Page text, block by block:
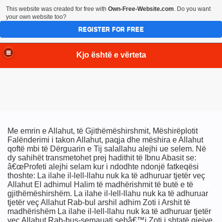
Kjo është e vërteta
Me emrin e Allahut, të Gjithëmëshirshmit, Mëshirëplotit
Falënderimi i takon Allahut, paqja dhe mëshira e Allahut
qoftë mbi të Dërguarin e Tij salallahu alejhi ue selem. Në
dy sahihët transmetohet prej hadithit të Ibnu Abasit se:
â€œProfeti alejhi selam kur i ndodhte ndonjë fatkeqësi
thoshte: La ilahe il-lell-llahu nuk ka të adhuruar tjetër veç
Allahut El adhimul Halim të madhërishmit të butë e të
gjithëmëshirshëm. La ilahe il-lell-llahu nuk ka të adhuruar
tjetër veç Allahut Rab-bul arshil adhim Zoti i Arshit të
madhërishëm La ilahe il-lell-llahu nuk ka të adhuruar tjetër
veç Allahut Rab-bus-semauati sebâ€™i Zoti i shtatë qiejve
This website was created for free with Own-Free-Website.com. Do you want
your own website too?
REGISTER FOR FREE